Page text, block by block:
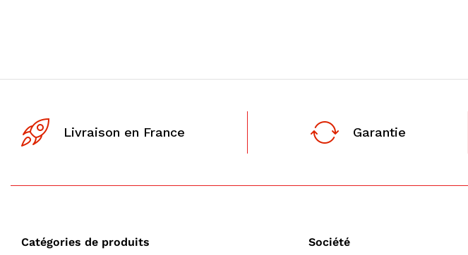
Livraison en France Garantie
Catégories de produits Société